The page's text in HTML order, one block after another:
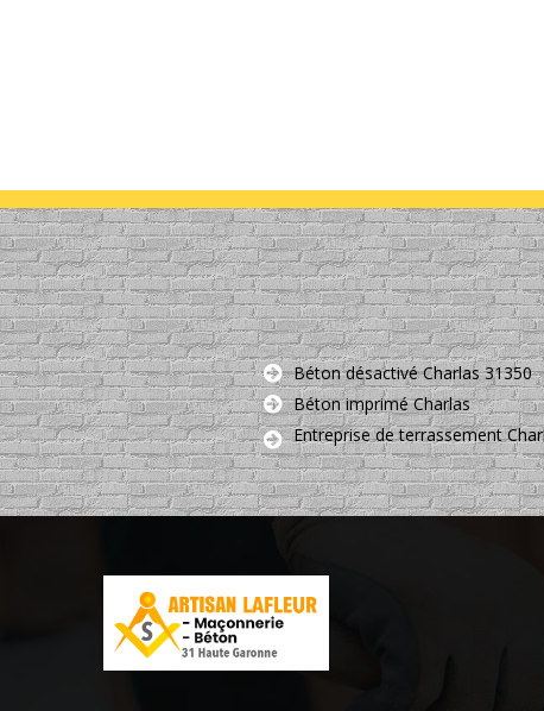
Béton désactivé Charlas 31350
Béton imprimé Charlas
Entreprise de terrassement